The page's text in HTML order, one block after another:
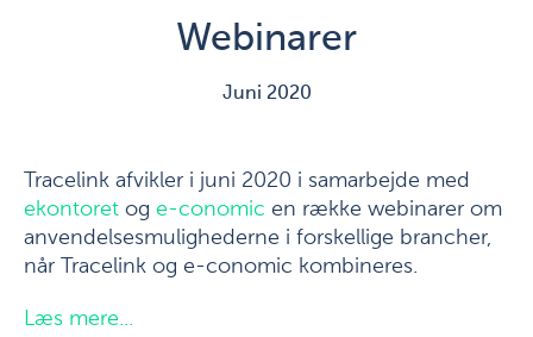
Webinarer
Juni 2020
Tracelink afvikler i juni 2020 i samarbejde med
ekontoret og e-conomic en række webinarer om
anvendelsesmulighederne i forskellige brancher,
når Tracelink og e-conomic kombineres.
Læs mere...